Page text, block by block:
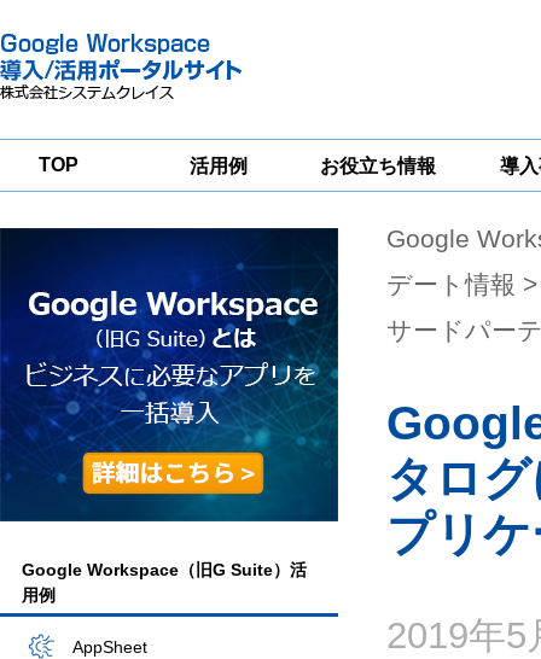
TOP 活用例 お役立ち情報
一
導
グループウェア
移行支援
Google
Workspace
セキュリティ
対策サービス
Google Workspace（旧G Suite）活
用例
AppSheet
Google
デート情報
サードパー
タロ
プリ
2019年5